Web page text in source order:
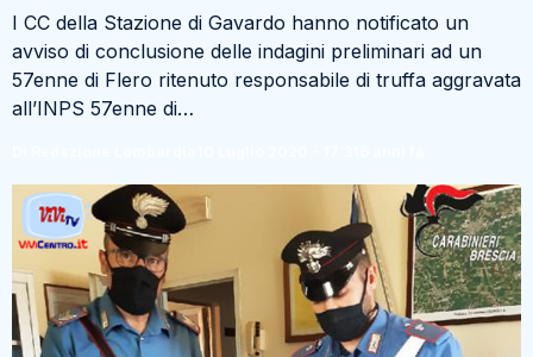
I CC della Stazione di Gavardo hanno notificato un
avviso di conclusione delle indagini preliminari ad un
57enne di Flero ritenuto responsabile di truffa aggravata
all’INPS 57enne di…